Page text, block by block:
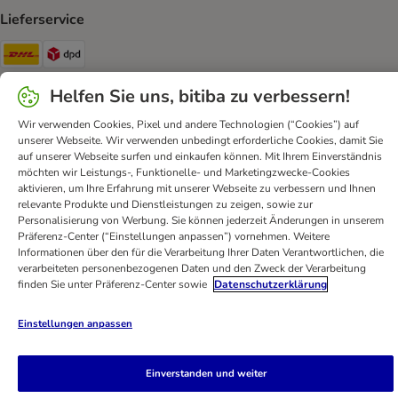
Lieferservice
DHL Shipping Method
Sicherheit
Security
FAQ & Kontakt
Allgemeine Geschäftsbedingungen
Datenschutz
Impressum
Digital Services Act
Versandinformationen
Zahlungsarten
Vertrag widerrufen
Entsorgungs-und Umweltbestimmungen
Helfen Sie uns, bitiba zu verbessern!
Wir verwenden Cookies, Pixel und andere Technologien (“Cookies”) auf
unserer Webseite. Wir verwenden unbedingt erforderliche Cookies, damit Sie
auf unserer Webseite surfen und einkaufen können. Mit Ihrem Einverständnis
möchten wir Leistungs-, Funktionelle- und Marketingzwecke-Cookies
aktivieren, um Ihre Erfahrung mit unserer Webseite zu verbessern und Ihnen
relevante Produkte und Dienstleistungen zu zeigen, sowie zur
Personalisierung von Werbung. Sie können jederzeit Änderungen in unserem
Präferenz-Center (“Einstellungen anpassen”) vornehmen. Weitere
Informationen über den für die Verarbeitung Ihrer Daten Verantwortlichen, die
verarbeiteten personenbezogenen Daten und den Zweck der Verarbeitung
finden Sie unter Präferenz-Center sowie Datenschutzerklärung
Einstellungen anpassen
Einverstanden und weiter